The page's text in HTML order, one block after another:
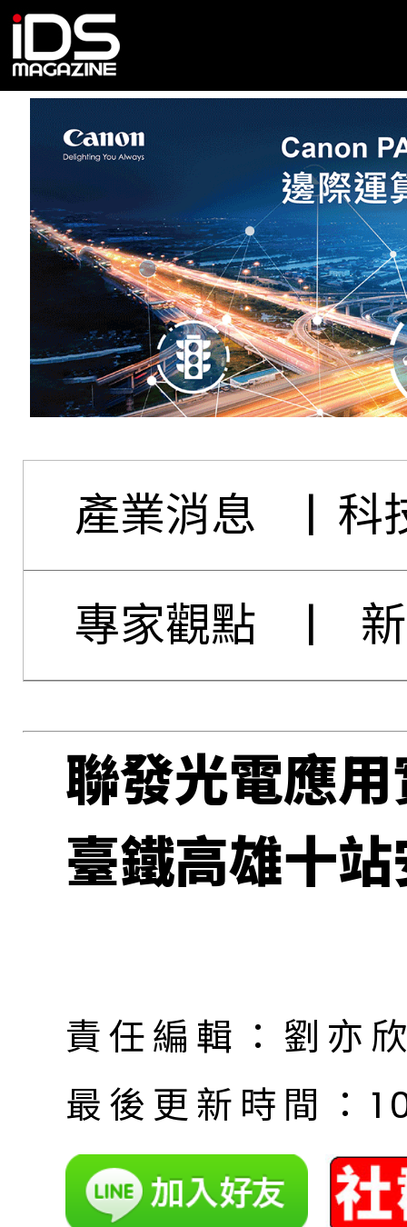
產業消息 | 科
專家觀點
|
聯發光電應
臺鐵高雄十
責任編輯：劉亦
最後更新時間